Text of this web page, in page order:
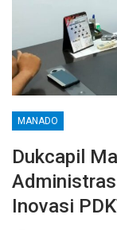
MANADO
Dukcapil
Inovasi